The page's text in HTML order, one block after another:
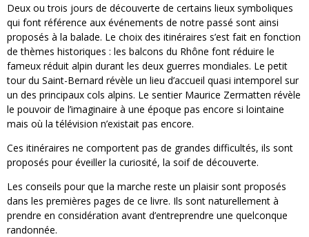
Deux ou trois jours de découverte de certains lieux symboliques
qui font référence aux événements de notre passé sont ainsi
proposés à la balade. Le choix des itinéraires s’est fait en fonction
de thèmes historiques : les balcons du Rhône font réduire le
fameux réduit alpin durant les deux guerres mondiales. Le petit
tour du Saint-Bernard révèle un lieu d’accueil quasi intemporel sur
un des principaux cols alpins. Le sentier Maurice Zermatten révèle
le pouvoir de l’imaginaire à une époque pas encore si lointaine
mais où la télévision n’existait pas encore.
Ces itinéraires ne comportent pas de grandes difficultés, ils sont
proposés pour éveiller la curiosité, la soif de découverte.
Les conseils pour que la marche reste un plaisir sont proposés
dans les premières pages de ce livre. Ils sont naturellement à
prendre en considération avant d’entreprendre une quelconque
randonnée.